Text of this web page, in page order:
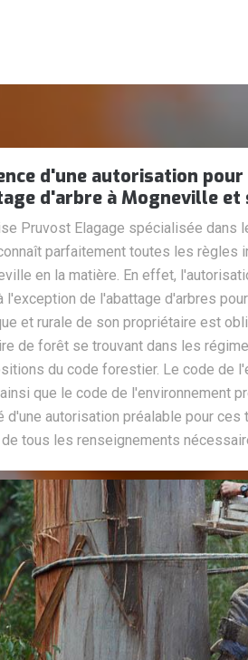
d'une autorisation
d'arbre à Mogneville et
Pruvost Elagage spécialisée dans
parfaitement toutes les règles
en la matière. En effet,
l'exception de l'abattage d'arbres
et rurale de son propriétaire est
de forêt se trouvant dans les
du code forestier. Le code de
que le code de l'environnement
d'une autorisation préalable pour ces
tous les renseignements